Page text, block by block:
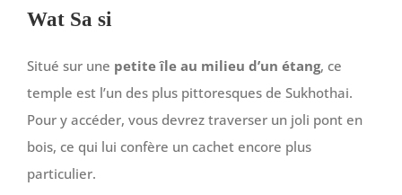
Wat Sa si
Situé sur une petite île au milieu d’un étang, ce
temple est l’un des plus pittoresques de Sukhothai.
Pour y accéder, vous devrez traverser un joli pont en
bois, ce qui lui confère un cachet encore plus
particulier.